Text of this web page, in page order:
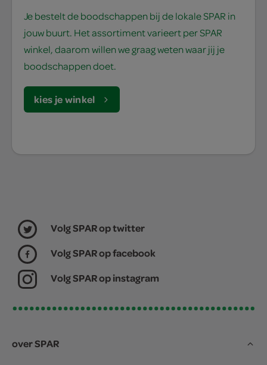
Je bestelt de boodschappen bij de lokale SPAR in
jouw buurt. Het assortiment varieert per SPAR
winkel, daarom willen we graag weten waar jij je
boodschappen doet.
kies je winkel
Volg SPAR op twitter
Volg SPAR op facebook
Volg SPAR op instagram
over SPAR